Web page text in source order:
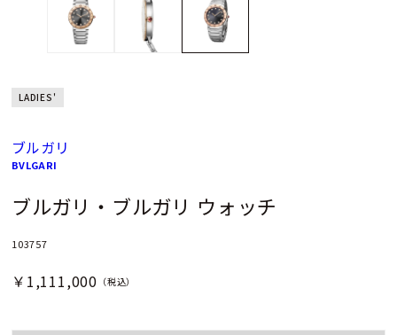
LADIES'
ブルガリ
BVLGARI
ブルガリ・ブルガリ ウォッチ
103757
￥1,111,000 （税込）